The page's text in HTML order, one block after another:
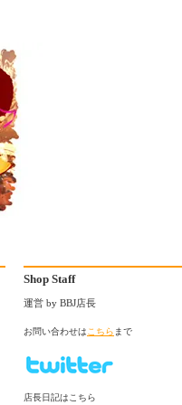
Shop Staff
運営 by BBJ店長
お問い合わせは こちら まで
店長日記はこちら